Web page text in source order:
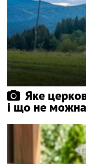
Яке
і що не